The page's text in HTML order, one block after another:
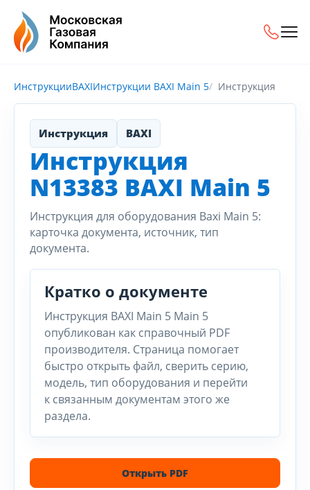
ИнструкцииBAXIИнструкции BAXI Main 5 Инструкция
Инструкция BAXI
Инструкция
N13383 BAXI Main 5
Инструкция для оборудования Baxi Main 5:
карточка документа, источник, тип
документа.
Кратко о документе
Инструкция BAXI Main 5 Main 5
опубликован как справочный PDF
производителя. Страница помогает
быстро открыть файл, сверить серию,
модель, тип оборудования и перейти
к связанным документам этого же
раздела.
Открыть PDF